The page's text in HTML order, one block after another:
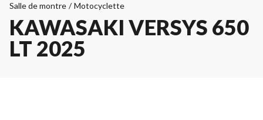
Salle de montre / Motocyclette
KAWASAKI VERSYS 650
LT 2025